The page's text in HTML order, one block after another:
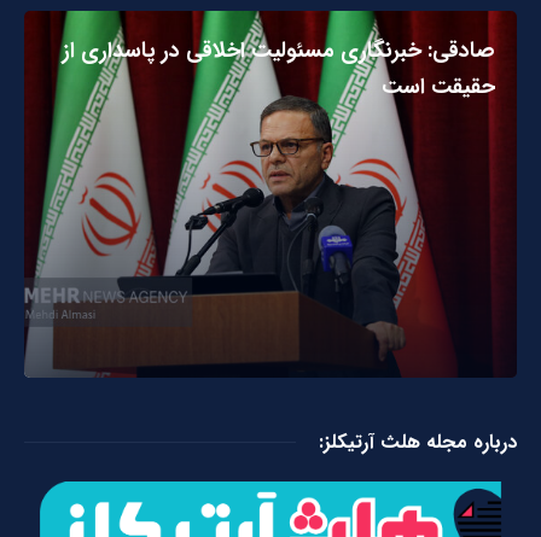
صادقی: خبرنگاری مسئولیت اخلاقی در پاسداری از
حقیقت است
درباره مجله هلث آرتیکلز: